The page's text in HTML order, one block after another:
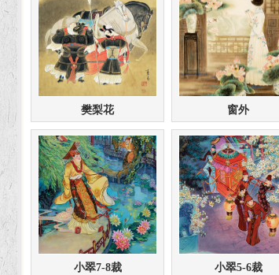
樊梨花 窗外
小翠7-8裁 小翠5-6裁